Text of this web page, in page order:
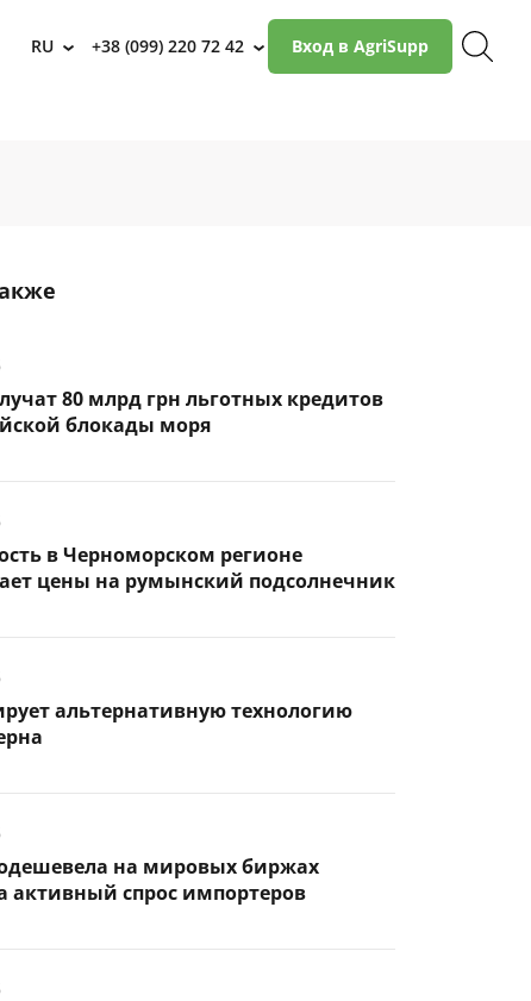
RU › +38 (099) 220 72 42 › Вход в AgriSupp
80 млрд грн льготных кредитов
блокады моря
в Черноморском регионе
цены на румынский подсолнечник
альтернативную технологию
на мировых биржах
активный спрос импортеров